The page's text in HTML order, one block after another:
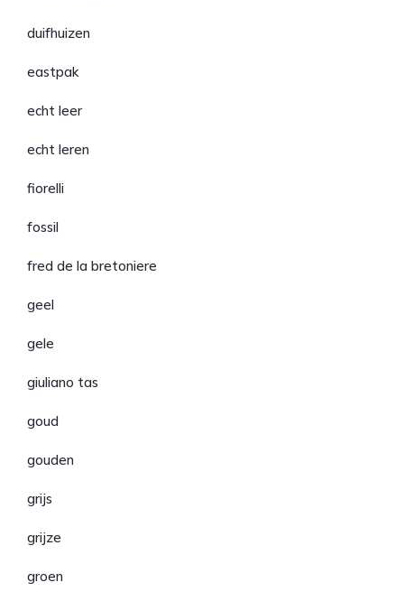
duifhuizen
eastpak
echt leer
echt leren
fiorelli
fossil
fred de la bretoniere
geel
gele
giuliano tas
goud
gouden
grijs
grijze
groen